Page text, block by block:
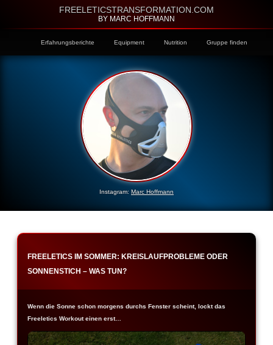
FREELETICSTRANSFORMATION.COM
BY MARC HOFFMANN
Erfahrungsberichte Equipment Nutrition Gruppe finden
Instagram: Marc Hoffmann
FREELETICS IM SOMMER: KREISLAUFPROBLEME ODER
SONNENSTICH – WAS TUN?
Wenn die Sonne schon morgens durchs Fenster scheint, lockt das
Freeletics Workout einen erst…